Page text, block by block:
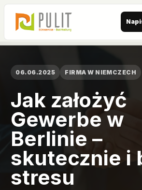
06.06.2025 FIRMA W NIEMCZECH
Jak założyć
Gewerbe w
Berlinie –
skutecznie i
stresu